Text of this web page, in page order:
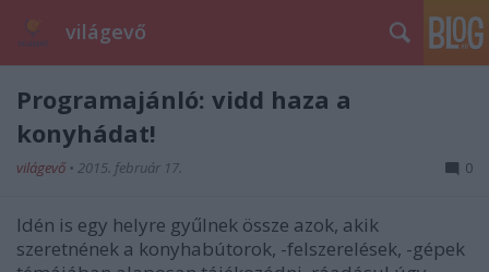
világevő
Programajánló: vidd haza a
konyhádat!
világevő • 2015. február 17. 0
Idén is egy helyre gyűlnek össze azok, akik
szeretnének a konyhabútorok, -felszerelések, -gépek